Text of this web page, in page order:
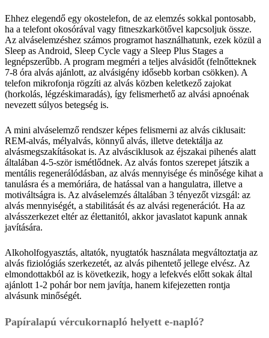
Ehhez elegendő egy okostelefon, de az elemzés sokkal pontosabb,
ha a telefont okosórával vagy fitneszkarkötővel kapcsoljuk össze.
Az alváselemzéshez számos programot használhatunk, ezek közül a
Sleep as Android, Sleep Cycle vagy a Sleep Plus Stages a
legnépszerűbb. A program megméri a teljes alvásidőt (felnőtteknek
7-8 óra alvás ajánlott, az alvásigény idősebb korban csökken). A
telefon mikrofonja rögzíti az alvás közben keletkező zajokat
(horkolás, légzéskimaradás), így felismerhető az alvási apnoénak
nevezett súlyos betegség is.
A mini alváselemző rendszer képes felismerni az alvás ciklusait:
REM-alvás, mélyalvás, könnyű alvás, illetve detektálja az
alvásmegszakításokat is. Az alvásciklusok az éjszakai pihenés alatt
általában 4-5-ször ismétlődnek. Az alvás fontos szerepet játszik a
mentális regenerálódásban, az alvás mennyisége és minősége kihat a
tanulásra és a memóriára, de hatással van a hangulatra, illetve a
motiváltságra is. Az alváselemzés általában 3 tényezőt vizsgál: az
alvás mennyiségét, a stabilitását és az alvási regenerációt. Ha az
alvásszerkezet eltér az élettanitól, akkor javaslatot kapunk annak
javítására.
Alkoholfogyasztás, altatók, nyugtatók használata megváltoztatja az
alvás fiziológiás szerkezetét, az alvás pihentető jellege elvész. Az
elmondottakból az is következik, hogy a lefekvés előtt sokak által
ajánlott 1-2 pohár bor nem javítja, hanem kifejezetten rontja
alvásunk minőségét.
Papíralapú vércukornapló helyett e-napló?